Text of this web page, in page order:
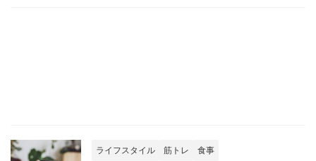
ライフスタイル 筋トレ 食事